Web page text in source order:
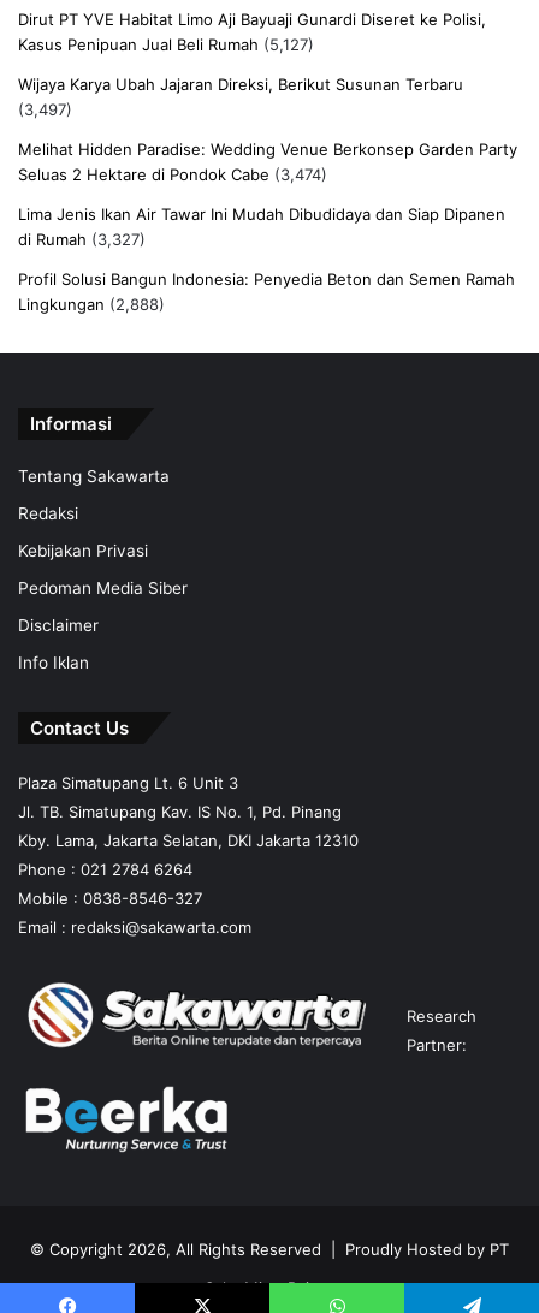
Dirut PT YVE Habitat Limo Aji Bayuaji Gunardi Diseret ke Polisi,
Kasus Penipuan Jual Beli Rumah (5,127)
Wijaya Karya Ubah Jajaran Direksi, Berikut Susunan Terbaru
(3,497)
Melihat Hidden Paradise: Wedding Venue Berkonsep Garden Party
Seluas 2 Hektare di Pondok Cabe (3,474)
Lima Jenis Ikan Air Tawar Ini Mudah Dibudidaya dan Siap Dipanen
di Rumah (3,327)
Profil Solusi Bangun Indonesia: Penyedia Beton dan Semen Ramah
Lingkungan (2,888)
Informasi
Tentang Sakawarta
Redaksi
Kebijakan Privasi
Pedoman Media Siber
Disclaimer
Info Iklan
Contact Us
Plaza Simatupang Lt. 6 Unit 3
Jl. TB. Simatupang Kav. IS No. 1, Pd. Pinang
Kby. Lama, Jakarta Selatan, DKI Jakarta 12310
Phone : 021 2784 6264
Mobile : 0838-8546-327
Email : redaksi@sakawarta.com
Research
Partner:
© Copyright 2026, All Rights Reserved | Proudly Hosted by PT
Saka Mitra Rajasa